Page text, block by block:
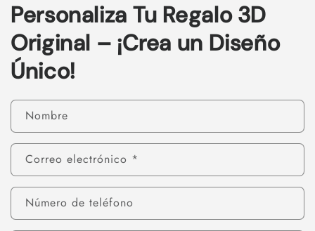
Personaliza Tu Regalo 3D
Original – ¡Crea un Diseño
Único!
Nombre
Correo electrónico *
Número de teléfono